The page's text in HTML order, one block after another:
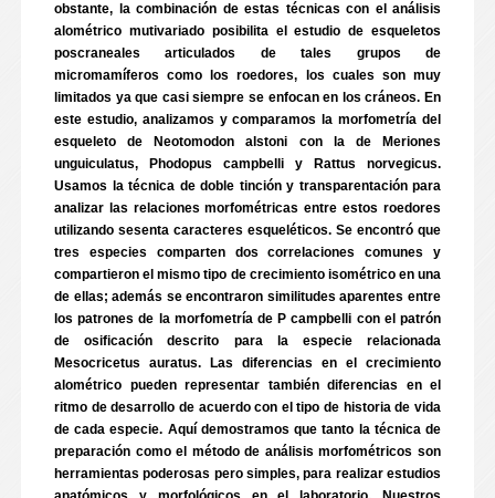
obstante, la combinación de estas técnicas con el análisis
alométrico mutivariado posibilita el estudio de esqueletos
poscraneales articulados de tales grupos de
micromamíferos como los roedores, los cuales son muy
limitados ya que casi siempre se enfocan en los cráneos. En
este estudio, analizamos y comparamos la morfometría del
esqueleto de Neotomodon alstoni con la de Meriones
unguiculatus, Phodopus campbelli y Rattus norvegicus.
Usamos la técnica de doble tinción y transparentación para
analizar las relaciones morfométricas entre estos roedores
utilizando sesenta caracteres esqueléticos. Se encontró que
tres especies comparten dos correlaciones comunes y
compartieron el mismo tipo de crecimiento isométrico en una
de ellas; además se encontraron similitudes aparentes entre
los patrones de la morfometría de P campbelli con el patrón
de osificación descrito para la especie relacionada
Mesocricetus auratus. Las diferencias en el crecimiento
alométrico pueden representar también diferencias en el
ritmo de desarrollo de acuerdo con el tipo de historia de vida
de cada especie. Aquí demostramos que tanto la técnica de
preparación como el método de análisis morfométricos son
herramientas poderosas pero simples, para realizar estudios